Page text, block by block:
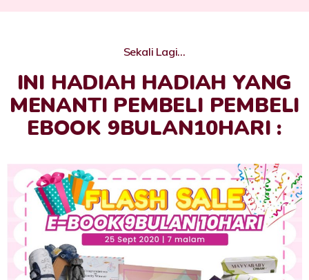
Sekali Lagi…
INI HADIAH HADIAH YANG
MENANTI PEMBELI PEMBELI
EBOOK 9BULAN10HARI :